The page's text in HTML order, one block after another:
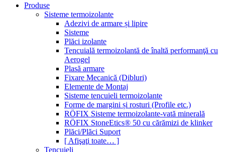
Produse
Sisteme termoizolante
Adezivi de armare și lipire
Sisteme
Plăci izolante
Tencuială termoizolantă de înaltă performanţă cu
Aerogel
Plasă armare
Fixare Mecanică (Dibluri)
Elemente de Montaj
Sisteme tencuieli termoizolante
Forme de margini și rosturi (Profile etc.)
RÖFIX Sisteme termoizolante-vată minerală
RÖFIX StoneEtics® 50 cu cărămizi de klinker
Plăci/Plăci Suport
[ Afişaţi toate… ]
Tencuieli